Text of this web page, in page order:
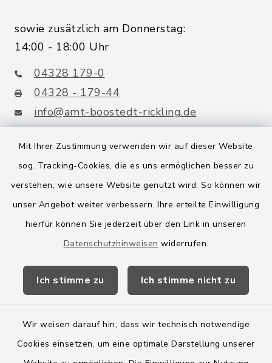
Mit Ihrer Zustimmung verwenden wir auf dieser Website
sog. Tracking-Cookies, die es uns ermöglichen besser zu
verstehen, wie unsere Website genutzt wird. So können wir
unser Angebot weiter verbessern. Ihre erteilte Einwilligung
hierfür können Sie jederzeit über den Link in unseren
Datenschutzhinweisen widerrufen.
Ich stimme zu Ich stimme nicht zu
Wir weisen darauf hin, dass wir technisch notwendige
Cookies einsetzen, um eine optimale Darstellung unserer
sowie zusätzlich am Donnerstag:
14:00 - 18:00 Uhr
04328 179-0
04328 - 179-44
info@amt-boostedt-rickling.de
Quicklinks
Amt Boostedt-Rickling
Amtsbroschüre
Wege-Zweckverband